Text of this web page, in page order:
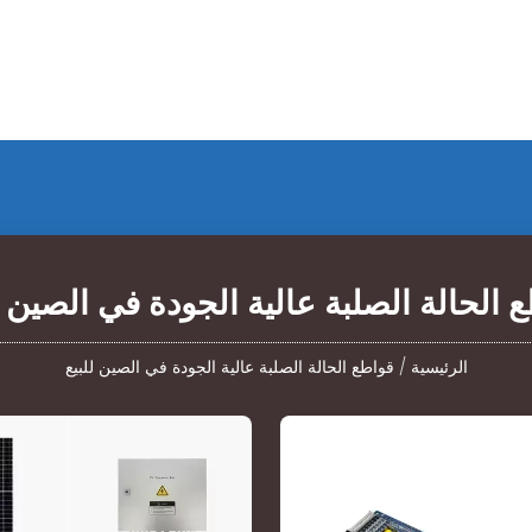
الحالة الصلبة عالية الجودة في الصين
الرئيسية / قواطع الحالة الصلبة عالية الجودة في الصين للبيع